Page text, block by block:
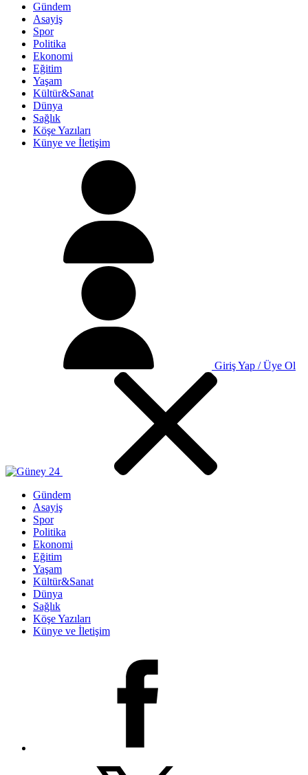
Gündem
Asayiş
Spor
Politika
Ekonomi
Eğitim
Yaşam
Kültür&Sanat
Dünya
Sağlık
Köşe Yazıları
Künye ve İletişim
Giriş Yap / Üye Ol
Gündem
Asayiş
Spor
Politika
Ekonomi
Eğitim
Yaşam
Kültür&Sanat
Dünya
Sağlık
Köşe Yazıları
Künye ve İletişim